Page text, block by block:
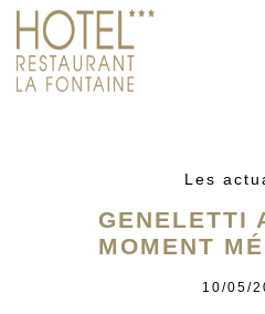
Les
GENELETTI
MOMENT
10/05/